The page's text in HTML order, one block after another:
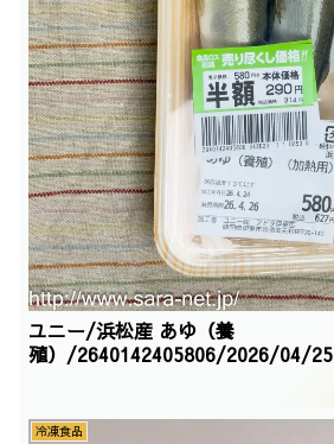
ユニー/浜松産 あゆ（養
殖）/2640142405806/2026/04/25
冷凍食品